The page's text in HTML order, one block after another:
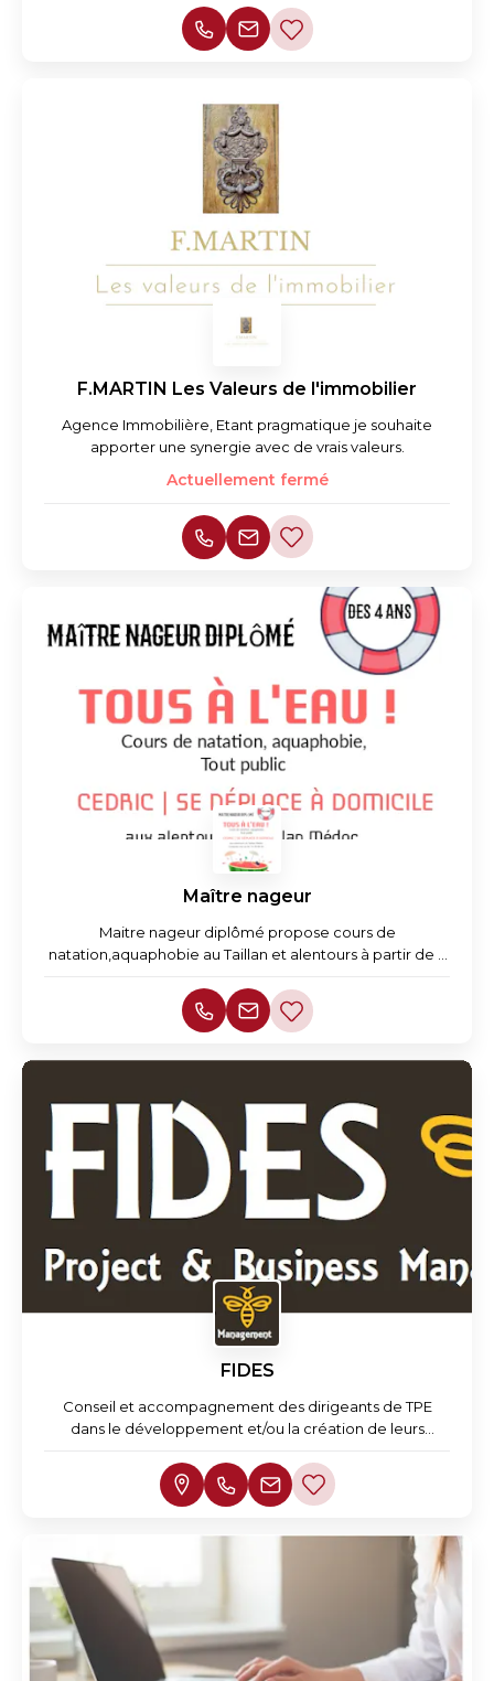
F.MARTIN Les Valeurs de l'immobilier
Agence Immobilière, Etant pragmatique je souhaite
apporter une synergie avec de vrais valeurs.
Actuellement fermé
Maître nageur
Maitre nageur diplômé propose cours de
natation,aquaphobie au Taillan et alentours à partir de 4
FIDES
Conseil et accompagnement des dirigeants de TPE
dans le développement et/ou la création de leurs